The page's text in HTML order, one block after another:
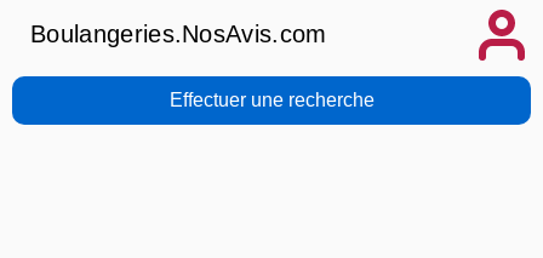
Boulangeries.NosAvis.com
Effectuer une recherche